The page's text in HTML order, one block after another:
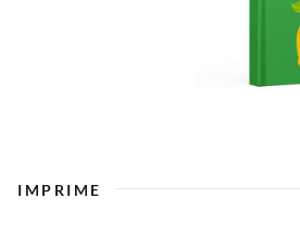
IMPRIME